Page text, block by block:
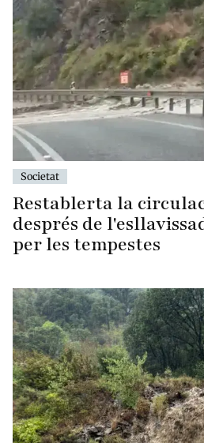
Societat
Restablerta la
després de
per les tempestes